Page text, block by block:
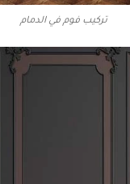
تركيب فوم في الدمام